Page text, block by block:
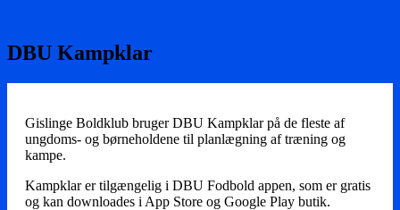
DBU Kampklar
Gislinge Boldklub bruger DBU Kampklar på de fleste af
ungdoms- og børneholdene til planlægning af træning og
kampe.
Kampklar er tilgængelig i DBU Fodbold appen, som er gratis
og kan downloades i App Store og Google Play butik.